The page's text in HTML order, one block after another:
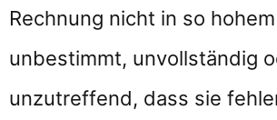
Rechnung nicht in so
unbestimmt, unvollständig
unzutreffend, dass sie